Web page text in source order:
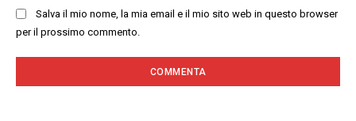
Salva il mio nome, la mia email e il mio sito web in questo browser
per il prossimo commento.